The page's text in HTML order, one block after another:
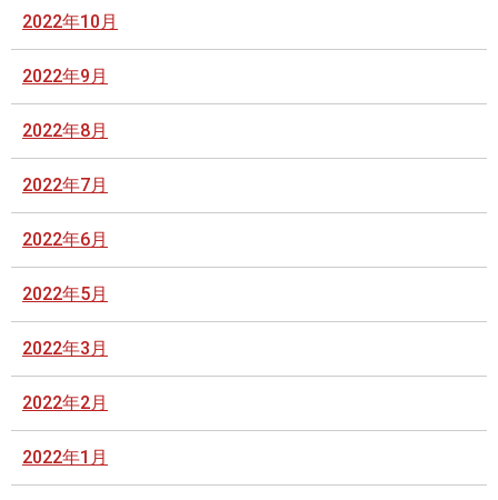
2022年10月
2022年9月
2022年8月
2022年7月
2022年6月
2022年5月
2022年3月
2022年2月
2022年1月